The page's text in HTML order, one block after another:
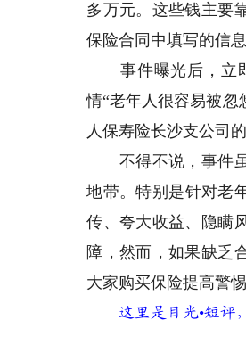
多万元。这些钱主要
保险合同中填写的信
事件曝光后，立即
情“老年人很容易被忽
人保寿险长沙支公司
不得不说，事件虽
地带。特别是针对老
传、夸大收益、隐瞒
障，然而，如果缺乏
大家购买保险提高警
这里是目光•短评，